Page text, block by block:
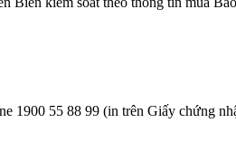
1900 55 88 99 (in trên Giấy chứng